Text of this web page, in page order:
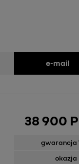
e-mail
38 900
gwarancja
okazja